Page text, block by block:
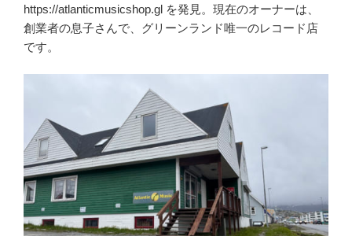
https://atlanticmusicshop.gl を発見。現在のオーナーは、
創業者の息子さんで、グリーンランド唯一のレコード店
です。